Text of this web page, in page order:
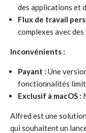
des applications et
Flux de travail
complexes avec
Inconvénients :
Payant : Une
fonctionnalités
Exclusif à macOS :
Alfred est une
qui souhaitent un